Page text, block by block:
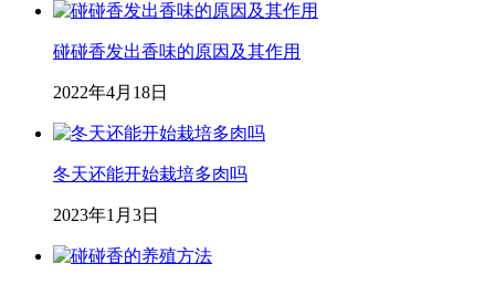
碰碰香发出香味的原因及其作用
2022年4月18日
冬天还能开始栽培多肉吗
2023年1月3日